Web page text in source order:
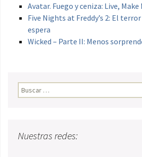
Avatar. Fuego y ceniza: Live,
Five Nights at Freddy’s 2: El
espera
Wicked – Parte II: Menos
Buscar:
Nuestras redes: